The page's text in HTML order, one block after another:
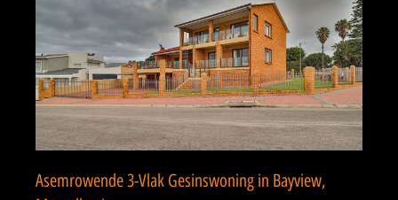
Asemrowende 3-Vlak Gesinswoning in Bayview,